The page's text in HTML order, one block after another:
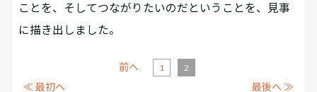
ことを、そしてつながりたいのだということを、見事
に描き出しました。
≪ 最初へ
前へ 1 2
最後へ ≫